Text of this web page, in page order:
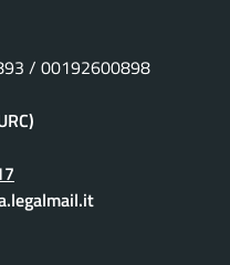
/ 00192600898